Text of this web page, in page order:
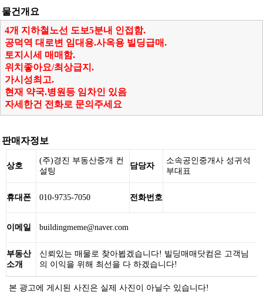
물건개요
4개 지하철노선 도보5분내 인접함.
공덕역 대로변 임대용.사옥용 빌딩급매.
토지시세 매매함.
위치좋아요/최상급지.
가시성최고.
현재 약국.병원등 임차인 있음
자세한건 전화로 문의주세요
판매자정보
상호
(주)경진 부동산중개 컨
설팅
담당자
소속공인중개사 성귀석
부대표
휴대폰 010-9735-7050 전화번호
이메일 buildingmeme@naver.com
부동산
소개
신뢰있는 매물로 찾아뵙겠습니다! 빌딩매매닷컴은 고객님
의 이익을 위해 최선을 다 하겠습니다!
본 광고에 게시된 사진은 실제 사진이 아닐수 있습니다!